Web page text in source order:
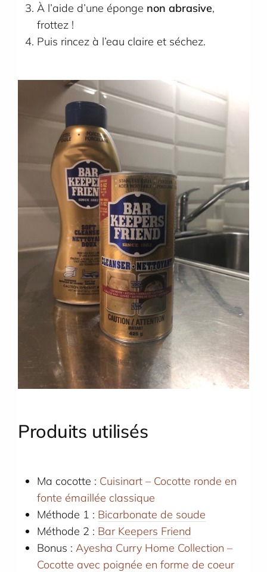
À l’aide d’une éponge non abrasive,
frottez !
Puis rincez à l’eau claire et séchez.
Produits utilisés
Ma cocotte : Cuisinart – Cocotte ronde en
fonte émaillée classique
Méthode 1 : Bicarbonate de soude
Méthode 2 : Bar Keepers Friend
Bonus :Ayesha Curry Home Collection –
Cocotte avec poignée en forme de coeur